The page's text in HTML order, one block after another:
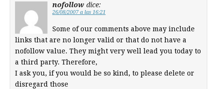
nofollow dice:
26/08/2007 a las 16:21
Some of our comments above may include
links that are no longer valid or that do not have a
nofollow value. They might very well lead you today to
a third party. Therefore,
I ask you, if you would be so kind, to please delete or
disregard those